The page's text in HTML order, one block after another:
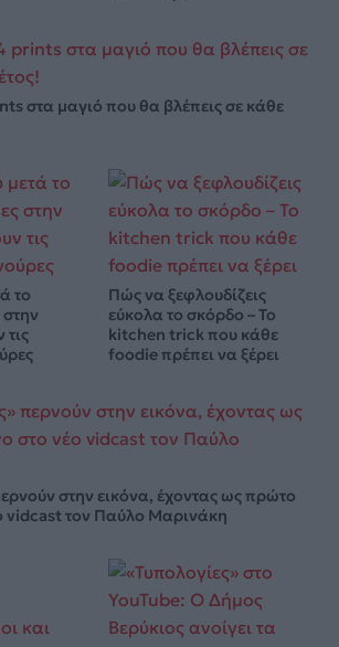
στα μαγιό που θα βλέπεις σε κάθε
το
στην
Πώς να ξεφλουδίζεις
εύκολα το σκόρδο – Το
kitchen trick που κάθε
foodie πρέπει να ξέρει
στην εικόνα, έχοντας ως πρώτο
vidcast τον Παύλο Μαρινάκη